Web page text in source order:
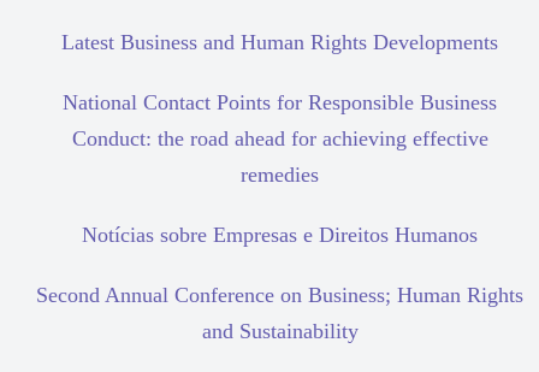
Latest Business and Human Rights Developments
National Contact Points for Responsible Business
Conduct: the road ahead for achieving effective
remedies
Notícias sobre Empresas e Direitos Humanos
Second Annual Conference on Business; Human Rights
and Sustainability